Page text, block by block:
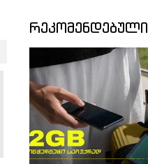
ᲠᲔᲙᲝᲛᲔᲜᲓᲔᲑᲣᲚᲘ